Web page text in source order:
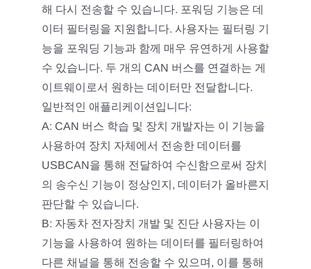
해 다시 전송할 수 있습니다. 포워딩 기능은 데
이터 필터링을 지원합니다. 사용자는 필터링 기
능을 포워딩 기능과 함께 매우 유연하게 사용할
수 있습니다. 두 개의 CAN 버스를 연결하는 게
이트웨이로서 원하는 데이터만 전달합니다.
일반적인 애플리케이션입니다:
A: CAN 버스 학습 및 장치 개발자는 이 기능을
사용하여 장치 자체에서 전송한 데이터를
USBCAN을 통해 전달하여 수신함으로써 장치
의 송수신 기능이 정상인지, 데이터가 올바른지
판단할 수 있습니다.
B: 자동차 전자장치 개발 및 진단 사용자는 이
기능을 사용하여 원하는 데이터를 필터링하여
다른 채널을 통해 전송할 수 있으며, 이를 통해